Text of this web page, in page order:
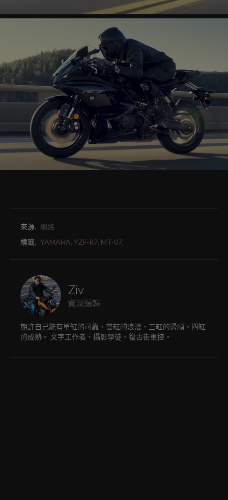
來源. 網路
標籤. YAMAHA, YZF-R7, MT-07,
Ziv
資深編輯
期許自己能有單缸的可靠、雙缸的浪漫、三缸的滑順、四缸
的成熟。 文字工作者、攝影學徒、復古街車控。